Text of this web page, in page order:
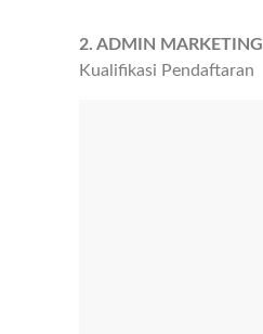
2. ADMIN MARKETING
Kualifikasi Pendaftaran